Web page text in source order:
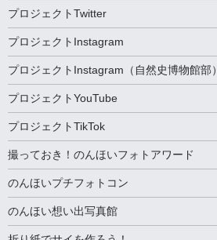
プロジェクトTwitter
プロジェクトInstagram
プロジェクトInstagram（自然史博物館部）
プロジェクトYouTube
プロジェクトTikTok
撮っておき！のんほいフォトアワード
のんほいプチフォトコン
のんほい想い出写真館